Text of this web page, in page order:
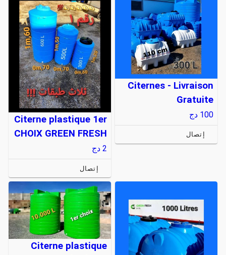
Citernes - Livraison
Gratuite
100 دج
إتصال
Citerne plastique 1er
CHOIX GREEN FRESH
2 دج
إتصال
Citerne plastique